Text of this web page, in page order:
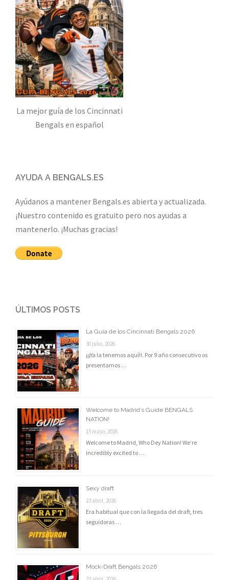
La mejor guía de los Cincinnati
Bengals en español
AYUDA A BENGALS.ES
Ayúdanos a mantener Bengals.es abierta y actualizada.
¡Nuestro contenido es gratuito pero nos ayudas a
mantenerlo. ¡Muchas gracias!
ÚLTIMOS POSTS
La Guía de los Cincinnati Bengals 2026
30 julio, 2026
¡¡¡Ya la tenemos aquí!!. Por 9 año consecutivo os
presentamos …
Welcome to Madrid’s Guide BENGALS
NATION!
15 mayo, 2026
Welcome to Madrid, Who Dey Nation! We’re
incredibly excited to …
Sexy draft
23 abril, 2026
Era habitual que con la llegada del draft, tres
seguidoras …
Mock-Draft Bengals 2026